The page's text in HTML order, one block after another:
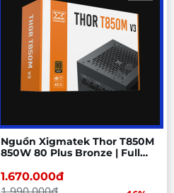
Nguồn Xigmatek Thor T850M
850W 80 Plus Bronze | Full
1.670.000đ